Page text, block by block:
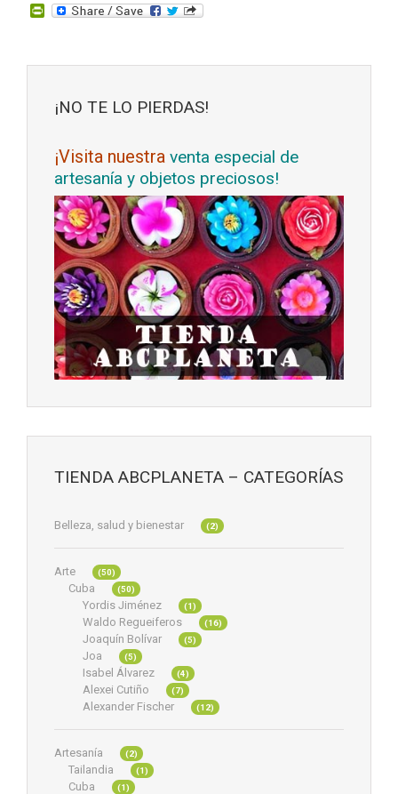
P
t
¡NO TE LO PIERDAS!
¡Visita nuestra venta especial de
artesanía y objetos preciosos!
TIENDA ABCPLANETA – CATEGORÍAS
Belleza, salud y bienestar (2)
Arte (50)
Cuba (50)
Yordis Jiménez (1)
Waldo Regueiferos (16)
Joaquín Bolívar (5)
Joa (5)
Isabel Álvarez (4)
Alexei Cutiño (7)
Alexander Fischer (12)
Artesanía (2)
Tailandia (1)
Cuba (1)